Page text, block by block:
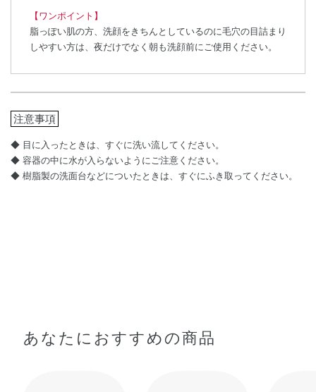
【ワンポイント】
脂っぽい肌の方、洗顔をきちんとしているのに毛穴の目詰まり
しやすい方は、夜だけでなく朝も洗顔前にご使用ください。
注意事項
目に入ったときは、すぐに洗い流してください。
容器の中に水が入らないようにご注意ください。
樹脂製の洗面台などについたときは、すぐにふき取ってください。
あなたにおすすめの商品